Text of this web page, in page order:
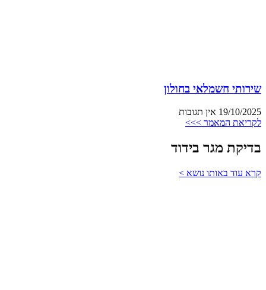
שירותי חשמלאי בחולון
19/10/2025 אין תגובות
לקריאת המאמר >>>
בדיקת מגר בידוד
קרא עוד באותו נושא >